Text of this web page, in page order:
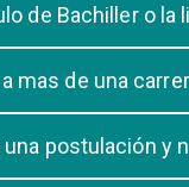
de Bachiller o
mas de una
una postulación y